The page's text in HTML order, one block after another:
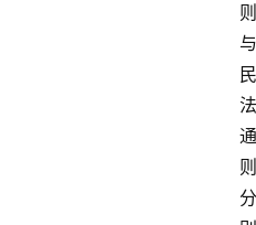
则
与
民
法
通
则
分